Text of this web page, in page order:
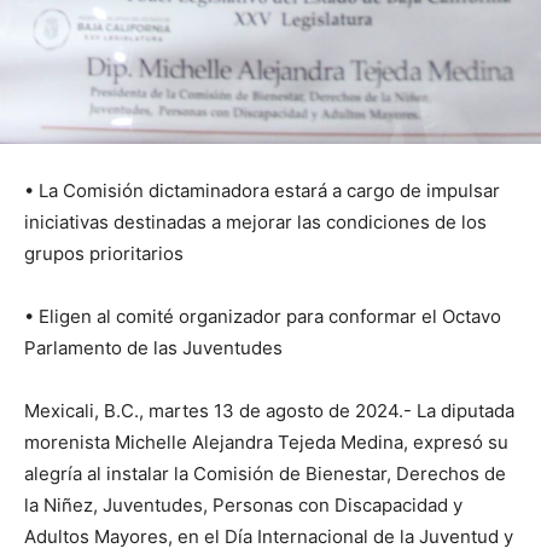
• La Comisión dictaminadora estará a cargo de impulsar
iniciativas destinadas a mejorar las condiciones de los
grupos prioritarios
• Eligen al comité organizador para conformar el Octavo
Parlamento de las Juventudes
Mexicali, B.C., martes 13 de agosto de 2024.- La diputada
morenista Michelle Alejandra Tejeda Medina, expresó su
alegría al instalar la Comisión de Bienestar, Derechos de
la Niñez, Juventudes, Personas con Discapacidad y
Adultos Mayores, en el Día Internacional de la Juventud y